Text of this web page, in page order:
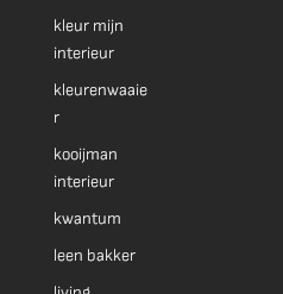
kleur mijn
interieur
kleurenwaaie
r
kooijman
interieur
kwantum
leen bakker